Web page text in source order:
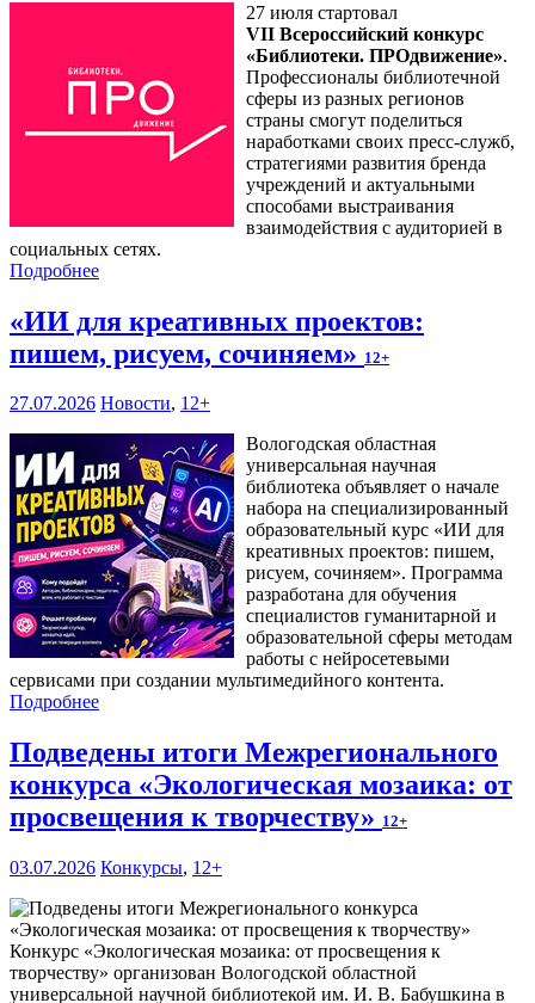
27 июля стартовал
VII Всероссийский конкурс
«Библиотеки. ПРОдвижение».
Профессионалы библиотечной
сферы из разных регионов
страны смогут поделиться
наработками своих пресс-служб,
стратегиями развития бренда
учреждений и актуальными
способами выстраивания
взаимодействия с аудиторией в
социальных сетях.
Подробнее
«ИИ для креативных проектов:
пишем, рисуем, сочиняем» 12+
27.07.2026 Новости, 12+
Вологодская областная
универсальная научная
библиотека объявляет о начале
набора на специализированный
образовательный курс «ИИ для
креативных проектов: пишем,
рисуем, сочиняем». Программа
разработана для обучения
специалистов гуманитарной и
образовательной сферы методам
работы с нейросетевыми
сервисами при создании мультимедийного контента.
Подробнее
Подведены итоги Межрегионального
конкурса «Экологическая мозаика: от
просвещения к творчеству» 12+
03.07.2026 Конкурсы, 12+
Конкурс «Экологическая мозаика: от просвещения к
творчеству» организован Вологодской областной
универсальной научной библиотекой им. И. В. Бабушкина в